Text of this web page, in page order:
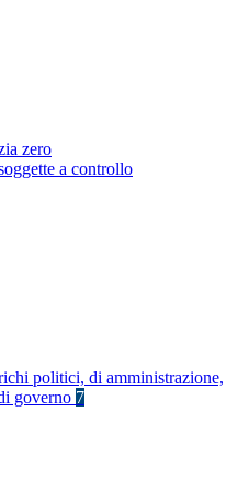
zero
a controllo
politici, di amministrazione,
governo 7